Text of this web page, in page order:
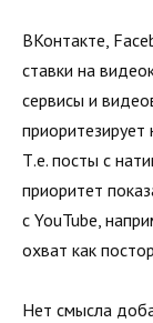
ВКонтакте,
ставки на
сервисы и
Т.е. посты с
приоритет
с YouTube,
охват как
Нет смысла